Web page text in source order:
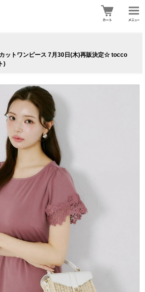
ットワンピース 7月30日(木)再販決定☆ tocco
)